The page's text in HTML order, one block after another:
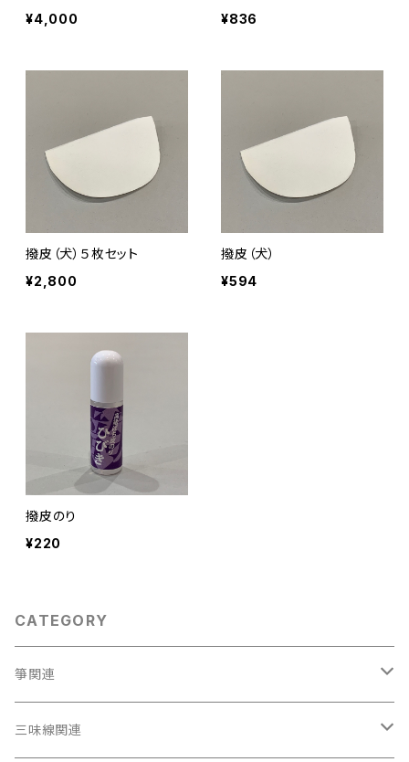
¥4,000
¥836
撥皮（犬）５枚セット
¥2,800
撥皮（犬）
¥594
撥皮のり
¥220
CATEGORY
箏関連
箏（本体）
三味線関連